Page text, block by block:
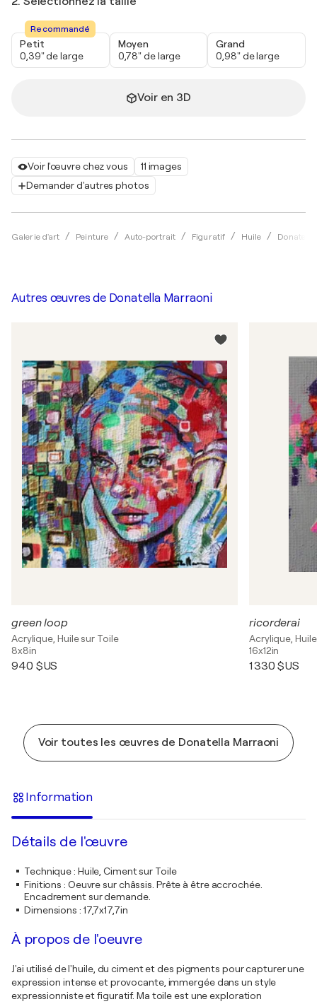
Voir l'œuvre chez vous
11 images
Demander d'autres photos
Galerie d'art Peinture Auto-portrait Figuratif Huile
Recommandé
Petit
0,39" de large
Moyen
0,78" de large
Grand
0,98" de large
Voir en 3D
Autres œuvres de Donatella Marraoni
green loop
Acrylique, Huile sur Toile
8x8in
940 $US
ricorderai
Acrylique,
16x12in
1 330 $US
Voir toutes les œuvres de Donatella Marraoni
Information
Détails de l'œuvre
Technique: Huile, Ciment sur Toile
Finitions : Oeuvre sur châssis. Prête à être accrochée.
Encadrement sur demande.
Dimensions : 17,7x17,7in
À propos de l'oeuvre
J'ai utilisé de l'huile, du ciment et des pigments pour capturer une
expression intense et provocante, immergée dans un style
expressionniste et figuratif. Ma toile est une exploration